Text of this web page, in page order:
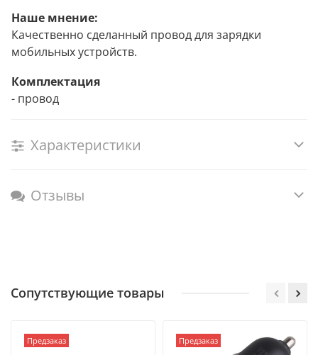
Наше мнение:
Качественно сделанный провод для зарядки
мобильных устройств.
Комплектация
- провод
Характеристики
Отзывы
Сопутствующие товары
Предзаказ Предзаказ